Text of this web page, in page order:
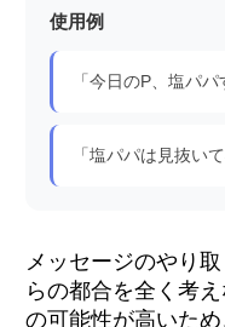
使用例
「今日のP、塩パ
「塩パパは見抜い
メッセージのやり
らの都合を全く考
の可能性が高いた